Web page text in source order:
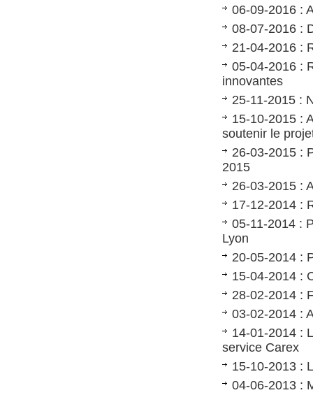
06-09-2016 :
08-07-2016 :
21-04-2016 :
05-04-2016 :
innovantes
25-11-2015 :
15-10-2015 :
soutenir le
26-03-2015 :
2015
26-03-2015 :
17-12-2014 :
05-11-2014 :
Lyon
20-05-2014 :
15-04-2014 :
28-02-2014 :
03-02-2014 :
14-01-2014 :
service Carex
15-10-2013 :
04-06-2013 :